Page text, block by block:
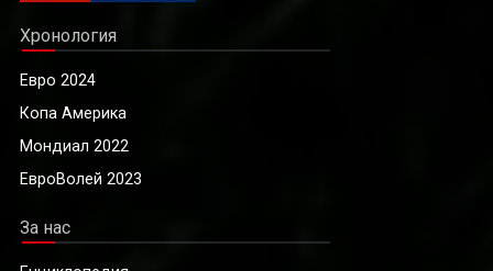
Хронология
Евро 2024
Копа Америка
Мондиал 2022
ЕвроВолей 2023
За нас